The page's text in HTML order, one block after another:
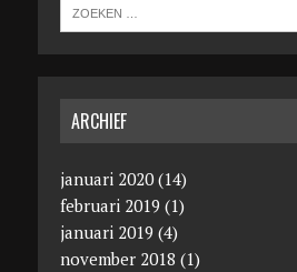
ARCHIEF
januari 2020(14)
februari 2019 (1)
januari 2019 (4)
november 2018 (1)